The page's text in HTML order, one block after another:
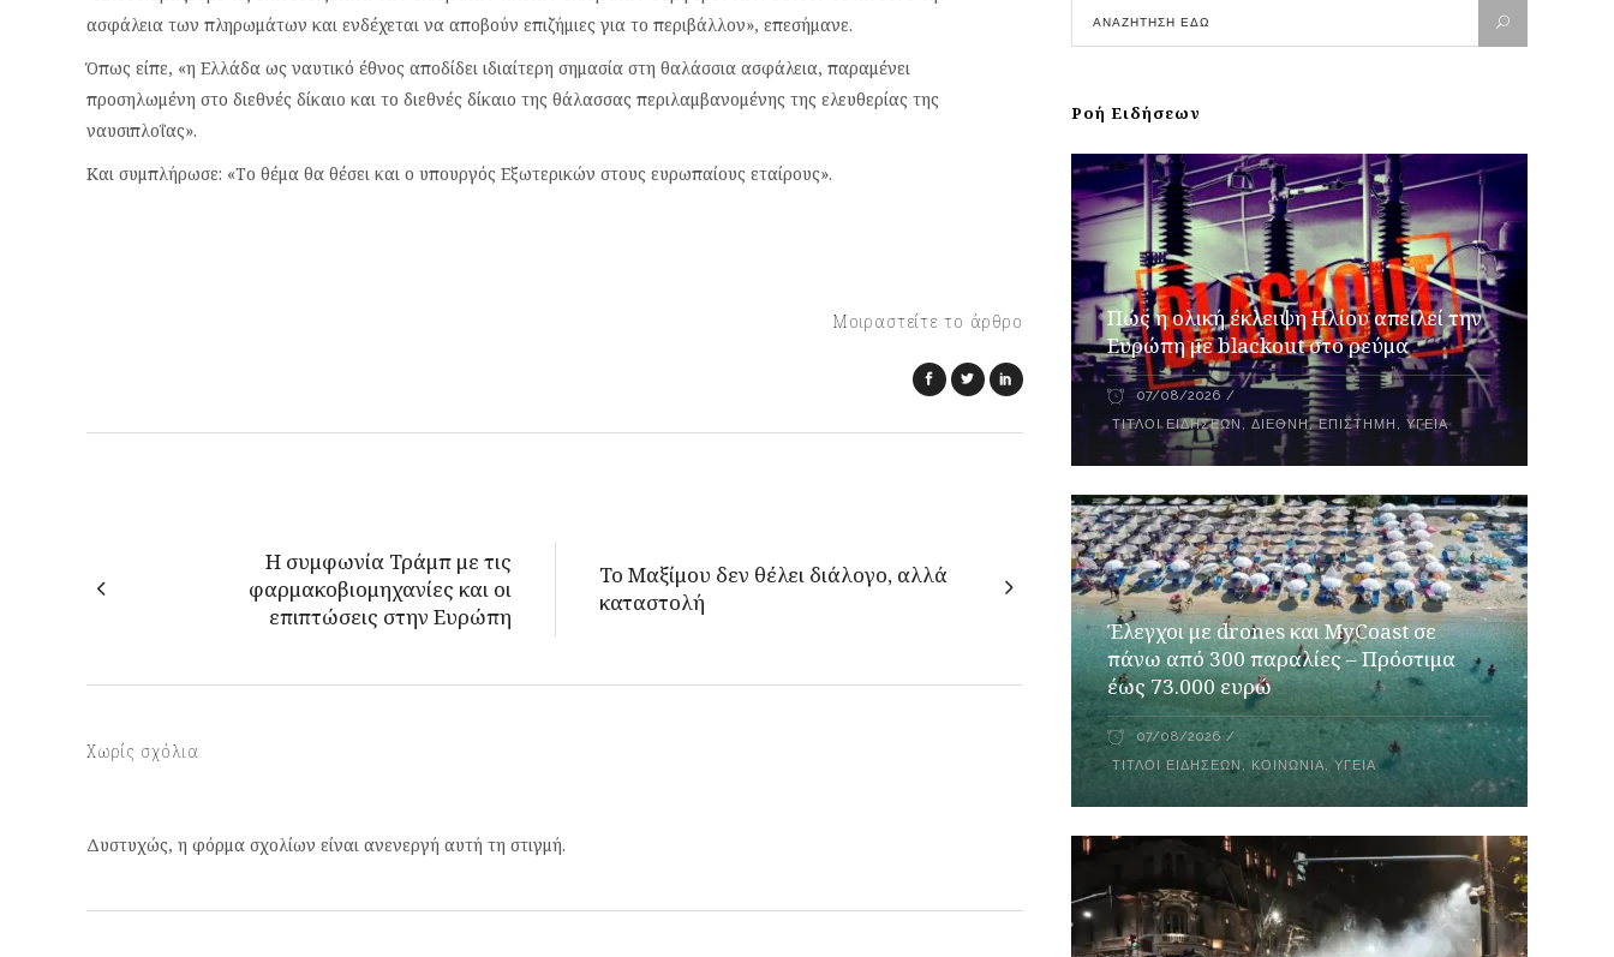
ασφάλεια των πληρωμάτων και ενδέχεται να αποβούν επιζήμιες για το περιβάλλον», επεσήμανε.
Όπως είπε, «η Ελλάδα ως ναυτικό έθνος αποδίδει ιδιαίτερη σημασία στη θαλάσσια ασφάλεια, παραμένει
προσηλωμένη στο διεθνές δίκαιο και το διεθνές δίκαιο της θάλασσας περιλαμβανομένης της ελευθερίας της
ναυσιπλοΐας».
Και συμπλήρωσε: «Το θέμα θα θέσει και ο υπουργός Εξωτερικών στους ευρωπαίους εταίρους».
Μοιραστείτε το άρθρο
Η συμφωνία Τράμπ με τις
φαρμακοβιομηχανίες και οι
επιπτώσεις στην Ευρώπη
Το Μαξίμου δεν θέλει διάλογο, αλλά
καταστολή
Χωρίς σχόλια
Δυστυχώς, η φόρμα σχολίων είναι ανενεργή αυτή τη στιγμή.
Ροή Ειδήσεων
Πώς η ολική έκλειψη Ηλίου απειλεί την
Ευρώπη με blackout στο ρεύμα
07/08/2026
ΤΊΤΛΟΙ ΕΙΔΉΣΕΩΝ ,ΔΙΕΘΝΉ,ΕΠΙΣΤΉΜΗ ,ΥΓΕΊΑ
Έλεγχοι με drones και MyCoast σε
πάνω από 300 παραλίες – Πρόστιμα
έως 73.000 ευρώ
07/08/2026
ΤΊΤΛΟΙ ΕΙΔΉΣΕΩΝ , ΚΟΙΝΩΝΊΑ,ΥΓΕΊΑ